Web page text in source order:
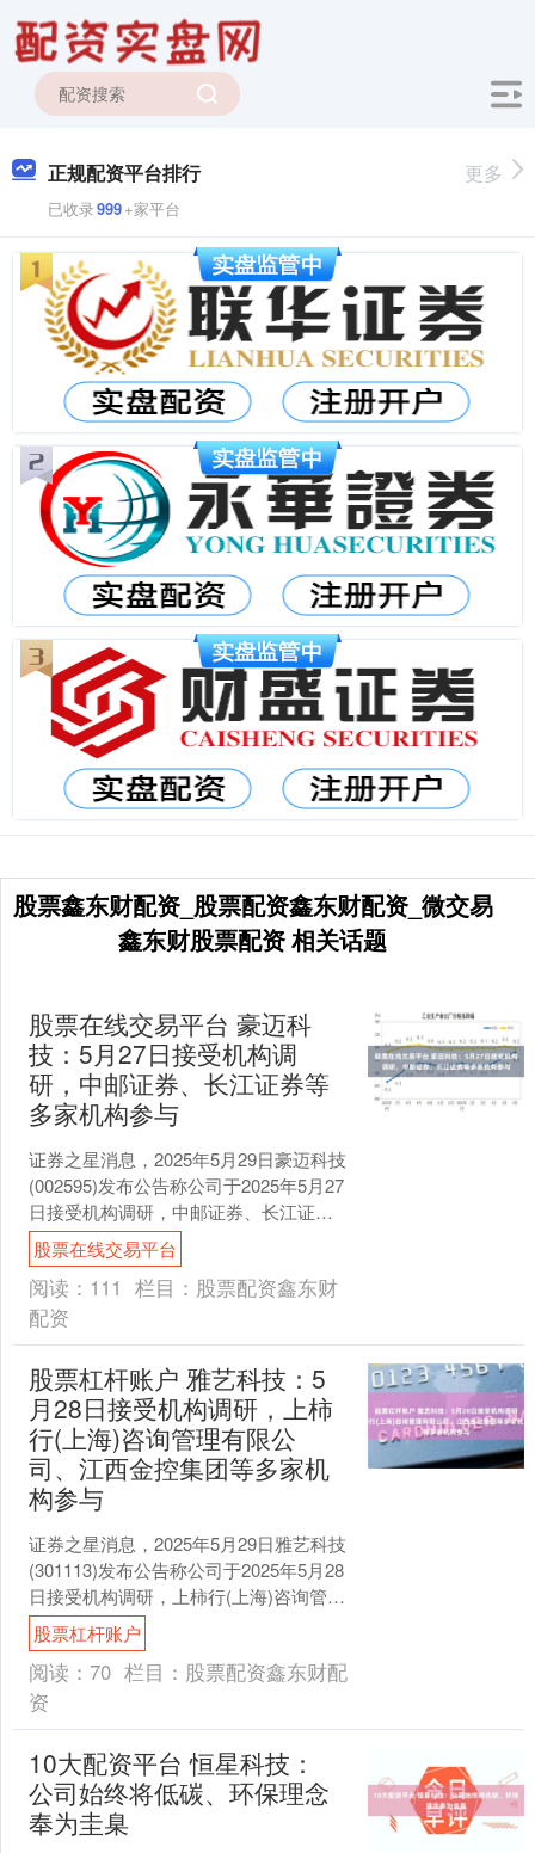
正规配资平台排行
已收录999+家平台
更多
股票鑫东财配资_股票配资鑫东财配资_微交易
鑫东财股票配资 相关话题
股票在线交易平台 豪迈科
技：5月27日接受机构调
研，中邮证券、长江证券等
多家机构参与
证券之星消息，2025年5月29日豪迈科技
(002595)发布公告称公司于2025年5月27
日接受机构调研，中邮证券、长江证
券、国寿安保基金、东方红资管、融通
基....
股票在线交易平台
阅读： 111 栏目： 股票配资鑫东财
配资
股票杠杆账户 雅艺科技：5
月28日接受机构调研，上柿
行(上海)咨询管理有限公
司、江西金控集团等多家机
构参与
证券之星消息，2025年5月29日雅艺科技
(301113)发布公告称公司于2025年5月28
日接受机构调研，上柿行(上海)咨询管理
有限公司赵秋红、江西金控集团廖....
股票杠杆账户
阅读： 70 栏目： 股票配资鑫东财配
资
10大配资平台 恒星科技：
公司始终将低碳、环保理念
奉为圭臬